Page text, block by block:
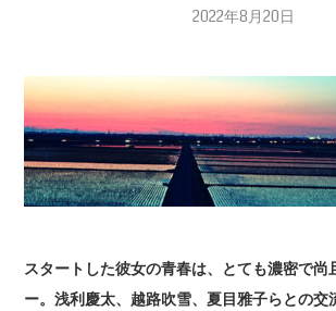
2022年8月20日
スタートした彼女の青春は、とても濃密で尚
ー。浅利慶太、越路吹雪、夏目雅子らとの交